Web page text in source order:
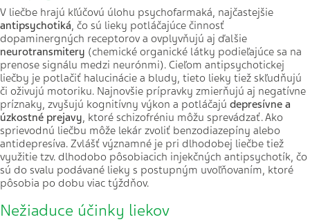
V liečbe hrajú kľúčovú úlohu psychofarmaká, najčastejšie
antipsychotiká, čo sú lieky potláčajúce činnosť
dopaminergných receptorov a ovplyvňujú aj ďalšie
neurotransmitery (chemické organické látky podieľajúce sa na
prenose signálu medzi neurónmi). Cieľom antipsychotickej
liečby je potlačiť halucinácie a bludy, tieto lieky tiež skľudňujú
či oživujú motoriku. Najnovšie prípravky zmierňujú aj negatívne
príznaky, zvyšujú kognitívny výkon a potláčajú depresívne a
úzkostné prejavy, ktoré schizofréniu môžu sprevádzať. Ako
sprievodnú liečbu môže lekár zvoliť benzodiazepíny alebo
antidepresíva. Zvlášť významné je pri dlhodobej liečbe tiež
využitie tzv. dlhodobo pôsobiacich injekčných antipsychotík, čo
sú do svalu podávané lieky s postupným uvoľňovaním, ktoré
pôsobia po dobu viac týždňov.
Nežiaduce účinky liekov